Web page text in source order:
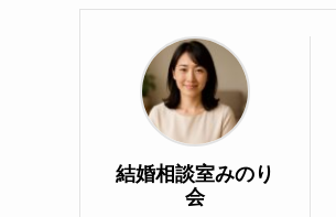
結婚相談室みのり
会